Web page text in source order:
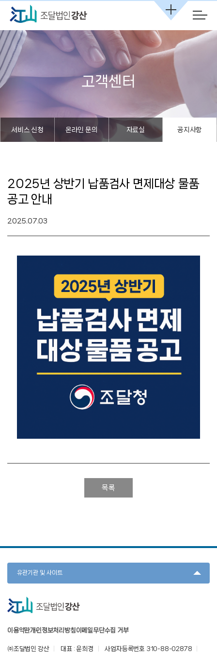
본문 바로가기
고객센터
서비스 신청 온라인 문의 자료실 공지사항
2025년 상반기 납품검사 면제대상 물품
공고 안내
2025.07.03
목록
이용약관개인정보처리방침이메일무단수집 거부
㈜조달법인 강산 대표 : 윤희경 사업자등록번호 310-88-02878
유관기관 및 사이트